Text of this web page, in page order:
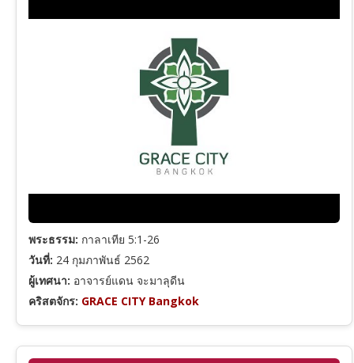
ปัญญาจารย์
เพลงซาโลมอน
อิสยาห์
1 เธสะโลนิกา
1 ทิโมธี
ทิตัส
พระธรรม: กาลาเทีย 5:1-26
วันที่: 24 กุมภาพันธ์ 2562
ผู้เทศนา: อาจารย์แดน จะมาลุดีน
คริสตจักร: GRACE CITY Bangkok